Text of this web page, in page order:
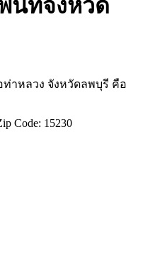
นที่จังหวัด
าหลวง จังหวัดลพบุรี คือ
Code: 15230